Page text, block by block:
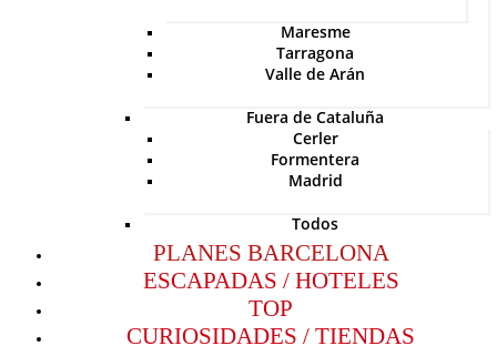
Maresme
Tarragona
Valle de Arán
Fuera de Cataluña
Cerler
Formentera
Madrid
Todos
PLANES BARCELONA
ESCAPADAS / HOTELES
TOP
CURIOSIDADES / TIENDAS